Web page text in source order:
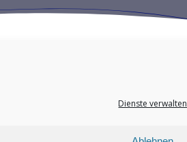
Dienste verwalten